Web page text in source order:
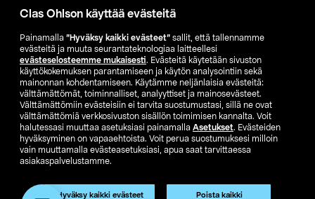
Clas Ohlson käyttää evästeitä
Painamalla ”Hyväksy kaikki evästeet” sallit, että tallennamme
evästeitä ja muuta seurantateknologiaa laitteellesi
evästeselosteemme mukaisesti. Evästeitä käytetään sivuston
käyttökokemuksen parantamiseen ja käytön analysointiin sekä
mainonnan kohdentamiseen. Käytämme neljänlaisia evästeitä:
välttämättömät, toiminnalliset, analyyttiset ja mainosevästeet.
Välttämättömiin evästeisiin ei tarvita suostumustasi, sillä ne ovat
välttämättömiä verkkosivuston sisällön toimimisen kannalta. Voit
halutessasi muuttaa asetuksiasi painamalla Asetukset. Evästeiden
hyväksyminen on vapaaehtoista. Voit perua suostumuksesi milloin
vain muuttamalla evästeasetuksiasi, apua saat tarvittaessa
asiakaspalvelustamme.
Hyväksy kaikki evästeet Poista kaikki
Tuote on poistunut
Etsi myymälä
SE NO FI
FI SV
Näytä hinnat ilman ALV:a